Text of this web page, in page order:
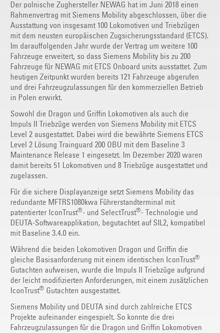
Der polnische Zughersteller NEWAG hat im Juni 2018 einen
Rahmenvertrag mit Siemens Mobility abgeschlossen, über die
Ausstattung von insgesamt 100 Lokomotiven und Triebzügen
mit dem neusten europäischen Zugsicherungsstandard (ETCS).
Im darauffolgenden Jahr wurde der Vertrag um weitere 100
Fahrzeuge erweitert, so dass Siemens Mobility bis zu 200
Fahrzeuge für NEWAG mit ETCS Onboard units ausstattet. Zum
heutigen Zeitpunkt wurden bereits 121 Fahrzeuge abgerufen
und drei Fahrzeugzulassungen für den kommerziellen Betrieb
in Polen erwirkt.
Sowohl die Dragon und Griffin Lokomotiven als auch die
Impuls II Triebzüge werden von Siemens Mobility mit ETCS
Level 2 ausgestattet. Dabei wird die bewährte Siemens ETCS
Level 2 Lösung Trainguard 200 OBU mit dem Baseline 3
Maintenance Release 1 eingesetzt. Im Dezember 2020 waren
damit bereits 51 Lokomotiven und 8 Triebzüge ausgestattet und
zugelassen.
Für die sichere Displayanzeige setzt Siemens Mobility das
redundante MFTRS1080kwa Führerstandterminal mit
patentierter IconTrust®- und SelectTrust®- Technologie und
DEUTA-Softwareapplikation, begutachtet auf SIL2, kompatibel
mit Baseline 3.4.0 ein.
Während die beiden Lokomotiven Dragon und Griffin die
gleiche Basisanforderung mit einem identischen IconTrust®
Gutachten aufweisen, wurde die Impuls II Triebzüge aufgrund
der leicht modifizierten Anforderungen, mit einem zusätzlichen
IconTrust® Gutachten ausgestattet.
Siemens Mobility und DEUTA sind durch zahlreiche ETCS
Projekte aufeinander eingespielt. So konnte die drei
Fahrzeugzulassungen für die Dragon und Griffin Lokomotiven